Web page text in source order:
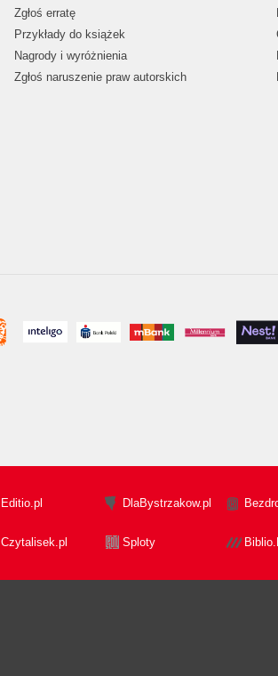
Zgłoś erratę
Przykłady do książek
Nagrody i wyróżnienia
Zgłoś naruszenie praw autorskich
Editio.pl DlaBystrzakow.pl
Czytalisek.pl Sploty